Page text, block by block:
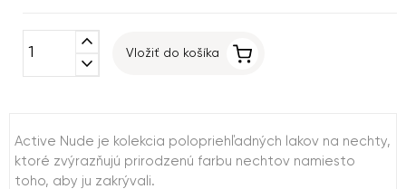
expand_less
expand_more
Vložiť do košíka
Active Nude je kolekcia polopriehľadných lakov na nechty,
ktoré zvýrazňujú prirodzenú farbu nechtov namiesto
toho, aby ju zakrývali.